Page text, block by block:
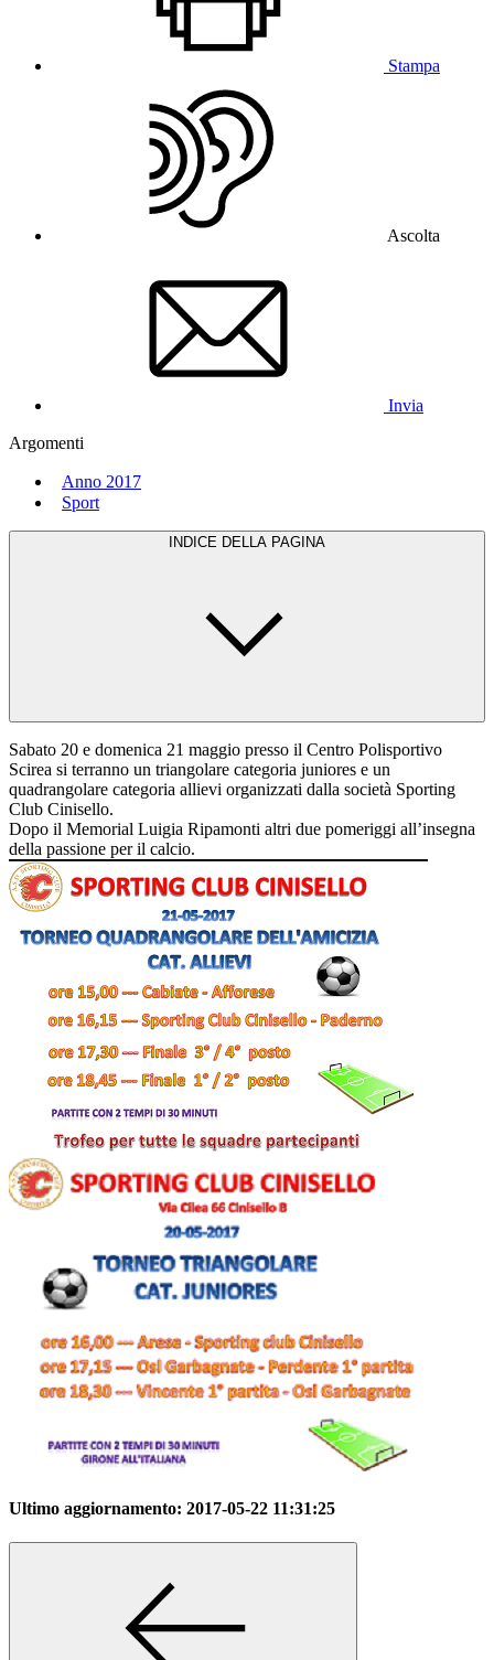
Stampa
Ascolta
Invia
Argomenti
Anno 2017
Sport
INDICE DELLA PAGINA
Sabato 20 e domenica 21 maggio presso il Centro Polisportivo
Scirea si terranno un triangolare categoria juniores e un
quadrangolare categoria allievi organizzati dalla società Sporting
Club Cinisello.
Dopo il Memorial Luigia Ripamonti altri due pomeriggi all’insegna
della passione per il calcio.
Ultimo aggiornamento: 2017-05-22 11:31:25